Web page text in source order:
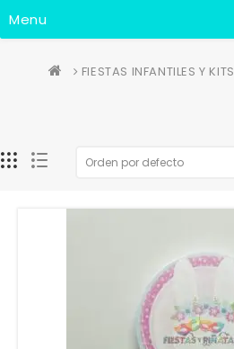
Menu
FIESTAS INFANTILES Y KITS